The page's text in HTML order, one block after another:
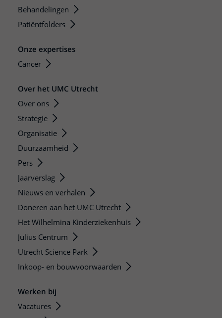
Behandelingen
Patiëntfolders
Onze expertises
Cancer
Over het UMC Utrecht
Over ons
Strategie
Organisatie
Duurzaamheid
Pers
Jaarverslag
Nieuws en verhalen
Doneren aan het UMC Utrecht
Het Wilhelmina Kinderziekenhuis
Julius Centrum
Utrecht Science Park
Inkoop- en bouwvoorwaarden
Werken bij
Vacatures